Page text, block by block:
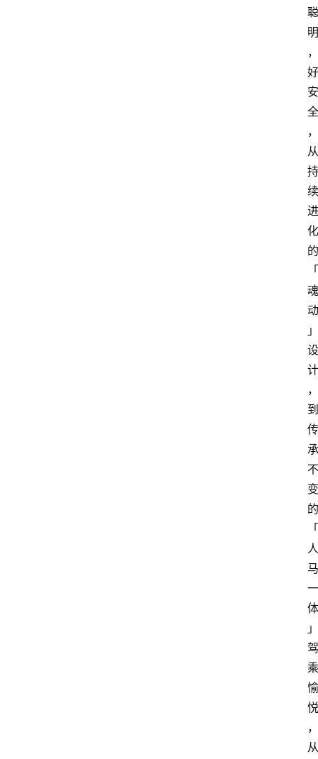
聪
明
，
好
安
全
，
从
持
续
进
化
的
「
魂
动
」
设
计
，
到
传
承
不
变
的
「
人
马
一
体
」
驾
乘
愉
悦
，
从